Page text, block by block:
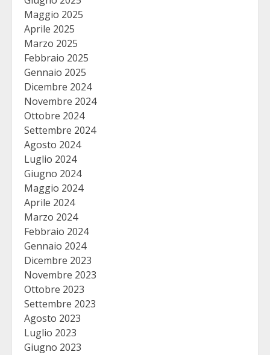
Maggio 2025
Aprile 2025
Marzo 2025
Febbraio 2025
Gennaio 2025
Dicembre 2024
Novembre 2024
Ottobre 2024
Settembre 2024
Agosto 2024
Luglio 2024
Giugno 2024
Maggio 2024
Aprile 2024
Marzo 2024
Febbraio 2024
Gennaio 2024
Dicembre 2023
Novembre 2023
Ottobre 2023
Settembre 2023
Agosto 2023
Luglio 2023
Giugno 2023